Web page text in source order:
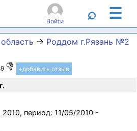
Войти ⌕ ☰
→ Роддом г.Рязань №2
+добавить отзыв
2010, период: 11/05/2010 -